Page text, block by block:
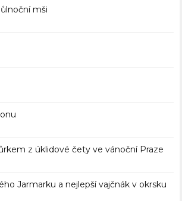
mši
z úklidové čety ve vánoční Praze
Jarmarku a nejlepší vajčnák v okrsku